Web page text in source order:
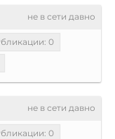
не в сети давно
0
не в сети давно
0